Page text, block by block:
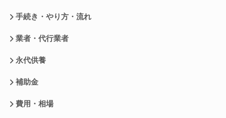
手続き・やり方・流れ
業者・代行業者
永代供養
補助金
費用・相場